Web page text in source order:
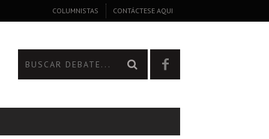
COLUMNISTAS CONTÁCTESE AQUI